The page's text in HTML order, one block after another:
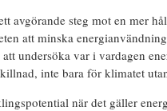
avgörande steg mot en mer
att minska
undersöka var i vardagen
inte bara för klimatet
när det gäller